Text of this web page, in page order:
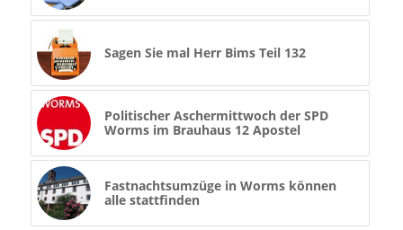
Sagen Sie mal Herr Bims Teil 132
Politischer Aschermittwoch der SPD
Worms im Brauhaus 12 Apostel
Fastnachtsumzüge in Worms können
alle stattfinden